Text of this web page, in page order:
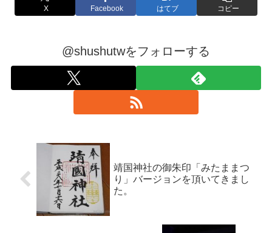
X Facebook はてブ コピー
@shushutwをフォローする
靖国神社の御朱印「みたままつ
り」バージョンを頂いてきまし
た。